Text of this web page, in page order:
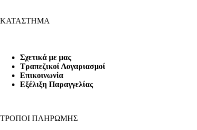
ΚΑΤΑΣΤΗΜΑ
Σχετικά με μας
Τραπεζικοί Λογαριασμοί
Επικοινωνία
Εξέλιξη Παραγγελίας
ΤΡΟΠΟΙ ΠΛΗΡΩΜΗΣ